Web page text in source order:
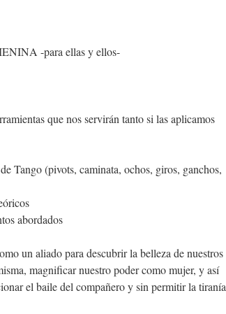
-para ellas y ellos-
que nos servirán tanto si las aplicamos
Tango (pivots, caminata, ochos, giros, ganchos,
abordados
un aliado para descubrir la belleza de nuestros
magnificar nuestro poder como mujer, y así
el baile del compañero y sin permitir la tiranía